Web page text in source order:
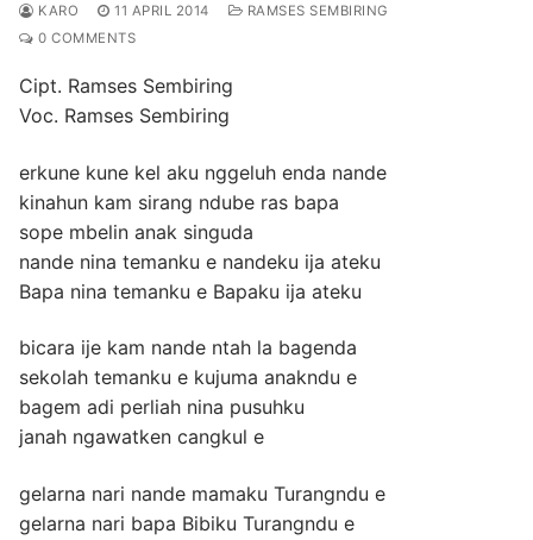
KARO 11 APRIL 2014
RAMSES SEMBIRING
0 COMMENTS
Cipt. Ramses Sembiring
Voc. Ramses Sembiring
erkune kune kel aku nggeluh enda nande
kinahun kam sirang ndube ras bapa
sope mbelin anak singuda
nande nina temanku e nandeku ija ateku
Bapa nina temanku e Bapaku ija ateku
bicara ije kam nande ntah la bagenda
sekolah temanku e kujuma anakndu e
bagem adi perliah nina pusuhku
janah ngawatken cangkul e
gelarna nari nande mamaku Turangndu e
gelarna nari bapa Bibiku Turangndu e